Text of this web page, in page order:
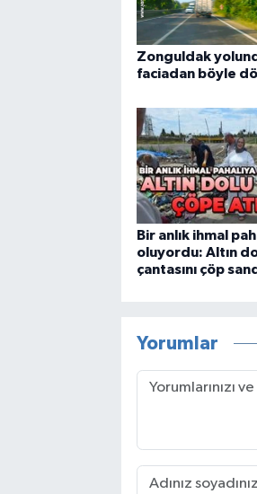
Zonguldak
faciadan böyle
Bir anlık ihmal
oluyordu: Altın
çantasını çöp
Yorumlar